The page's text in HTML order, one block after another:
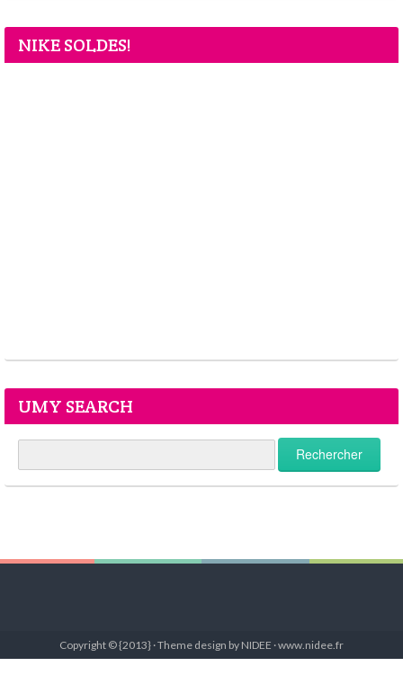
NIKE SOLDES!
UMY SEARCH
Copyright © {2013} · Theme design by NIDEE · www.nidee.fr